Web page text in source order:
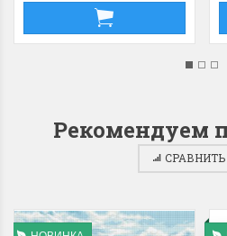
Рекомендуем
СРАВНИТЬ